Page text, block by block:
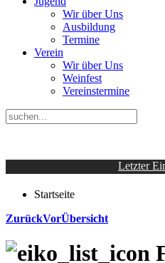
Wir über Uns
Ausbildung
Termine
Verein
Wir über Uns
Weinfest
Vereinstermine
Letzter
Startseite
ZurückVorÜbersicht